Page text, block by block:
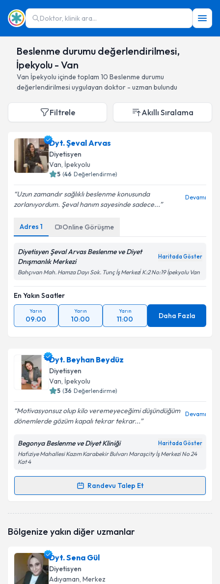
Doktor, klinik ara...
Beslenme durumu değerlendirilmesi,
İpekyolu - Van
Van İpekyolu içinde toplam 10 Beslenme durumu
değerlendirilmesi uygulayan doktor - uzman bulundu
Filtrele Akıllı Sıralama
Dyt. Şeval Arvas
Diyetisyen
Van, İpekyolu
5 (46 Değerlendirme)
Uzun zamandır sağlıklı beslenme konusunda
zorlanıyordum. Şeval hanım sayesinde sadece...
Devamı
Adres 1 Online Görüşme
Diyetisyen Şeval Arvas Beslenme ve Diyet
Dnışmanlık Merkezi
Haritada Göster
Bahçıvan Mah. Hamza Dayı Sok. Tunç İş Merkezi̇ K:2 No:19 İpekyolu Van
En Yakın Saatler
Yarın
09:00
Yarın
10:00
Yarın
11:00 Daha Fazla
Dyt. Beyhan Beydüz
Diyetisyen
Van, İpekyolu
5 (36 Değerlendirme)
Motivasyonsuz olup kilo veremeyeceğimi düşündüğüm
dönemlerde gözüm kapalı tekrar tekrar...
Devamı
Begonya Beslenme ve Diyet Kliniği Haritada Göster
Hafıziye Mahallesi Kazım Karabekir Bulvarı Maraşcity İş Merkezi No 24
Kat 4
Randevu Talep Et
Randevu Takvimi Talebi
oluşturun. Size bu uzmandan randevu almanız için bir
E-posta Adresiniz
Bölgenize yakın diğer uzmanlar
Dyt. Sena Gül
Diyetisyen
Adıyaman, Merkez